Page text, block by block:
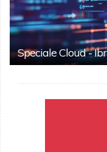
Speciale Cloud -